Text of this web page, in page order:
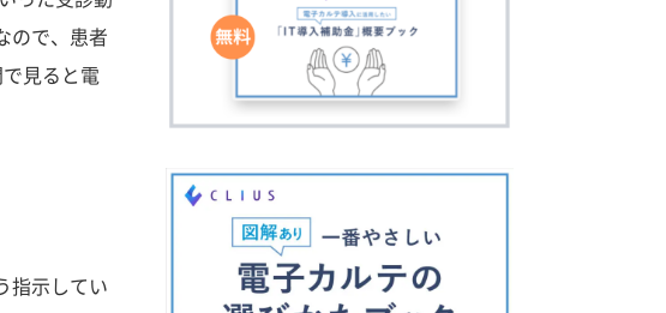
ので、患者
見ると電
指示してい